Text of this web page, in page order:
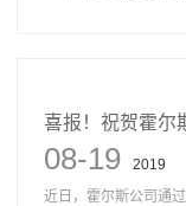
喜报！祝贺霍尔
08-19
2019
近日，霍尔斯公司通